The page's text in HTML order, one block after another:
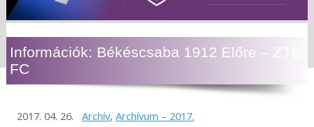
Információk: Békéscsaba 1912 Előre – ZTE
FC
2017. 04. 26. Archív, Archívum – 2017.